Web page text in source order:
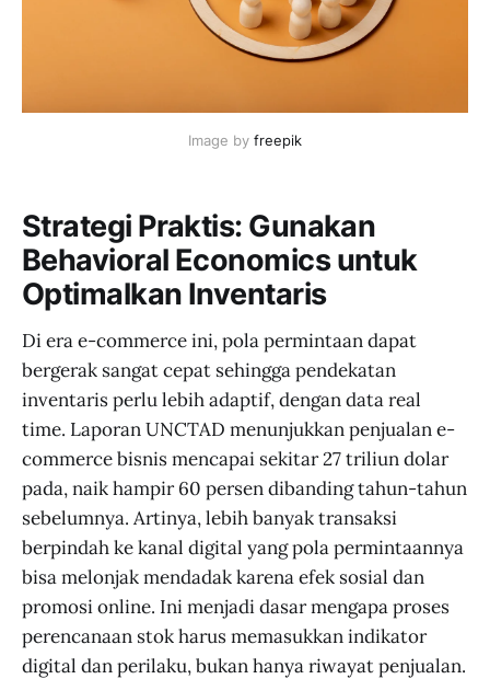
Image by freepik
Strategi Praktis: Gunakan
Behavioral Economics untuk
Optimalkan Inventaris
Di era e-commerce ini, pola permintaan dapat
bergerak sangat cepat sehingga pendekatan
inventaris perlu lebih adaptif, dengan data real
time. Laporan UNCTAD menunjukkan penjualan e-
commerce bisnis mencapai sekitar 27 triliun dolar
pada, naik hampir 60 persen dibanding tahun-tahun
sebelumnya. Artinya, lebih banyak transaksi
berpindah ke kanal digital yang pola permintaannya
bisa melonjak mendadak karena efek sosial dan
promosi online. Ini menjadi dasar mengapa proses
perencanaan stok harus memasukkan indikator
digital dan perilaku, bukan hanya riwayat penjualan.